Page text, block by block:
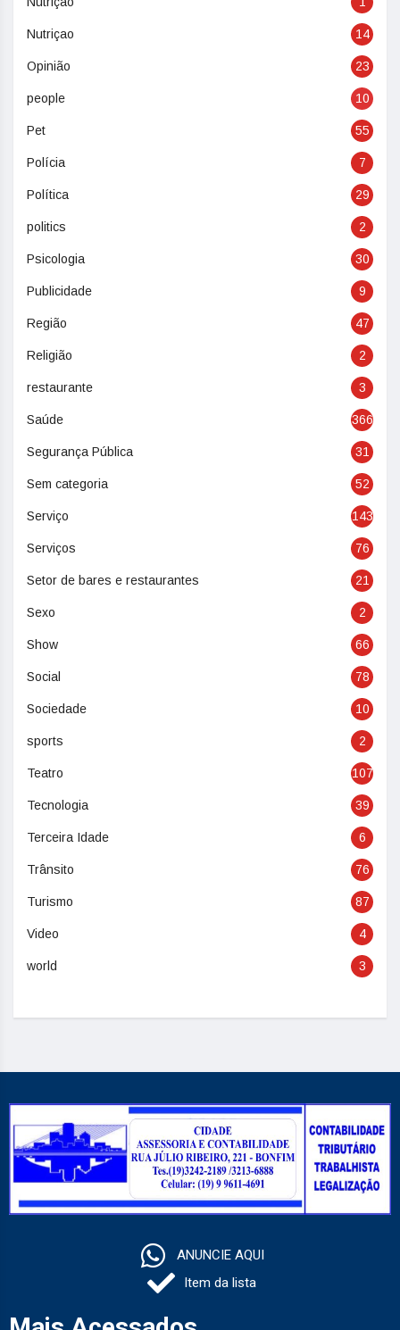
Nutriçao 14
Opinião 23
people 10
Pet 55
Polícia 7
Política 29
politics 2
Psicologia 30
Publicidade 9
Região 47
Religião 2
restaurante 3
Saúde 366
Segurança Pública 31
Sem categoria 52
Serviço 143
Serviços 76
Setor de bares e restaurantes 21
Sexo 2
Show 66
Social 78
Sociedade 10
sports 2
Teatro 107
Tecnologia 39
Terceira Idade 6
Trânsito 76
Turismo 87
Video 4
world 3
ANUNCIE AQUI
Item da lista